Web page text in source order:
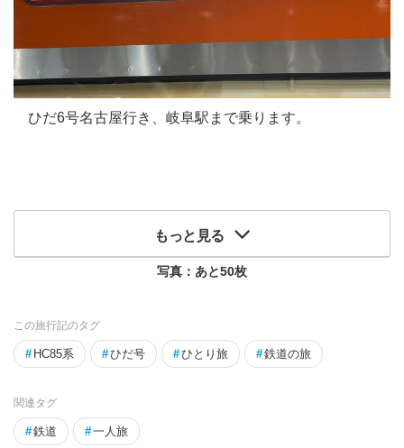
ひだ6号名古屋行き、岐阜駅まで乗ります。
もっと見る
写真：あと50枚
この旅行記のタグ
# HC85系 #ひだ号 #ひとり旅 #鉄道の旅
関連タグ
#鉄道 #一人旅